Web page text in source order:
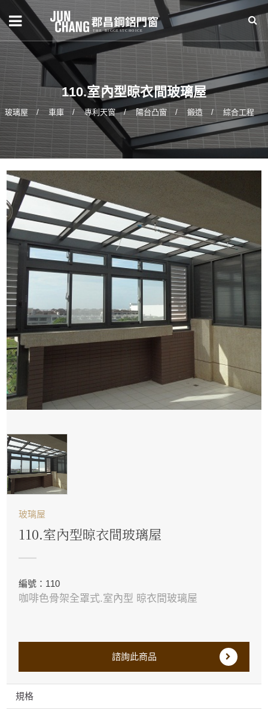
110.室內型晾衣間玻璃屋
玻璃屋 車庫 專利天窗 陽台凸窗 鍛造 綜合工程
玻璃屋
110.室內型晾衣間玻璃屋
編號：110
咖啡色骨架全罩式.室內型 晾衣間玻璃屋
諮詢此商品
規格